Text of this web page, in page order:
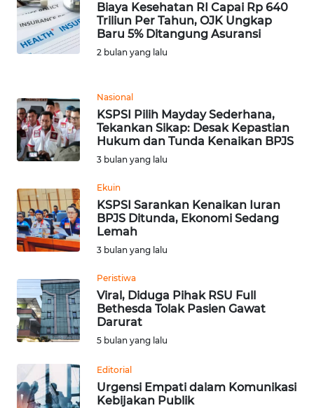
Biaya Kesehatan RI Capai Rp 640
Triliun Per Tahun, OJK Ungkap
Baru 5% Ditangung Asuransi
2 bulan yang lalu
Nasional
KSPSI Pilih Mayday Sederhana,
Tekankan Sikap: Desak Kepastian
Hukum dan Tunda Kenaikan BPJS
3 bulan yang lalu
Ekuin
KSPSI Sarankan Kenaikan Iuran
BPJS Ditunda, Ekonomi Sedang
Lemah
3 bulan yang lalu
Peristiwa
Viral, Diduga Pihak RSU Full
Bethesda Tolak Pasien Gawat
Darurat
5 bulan yang lalu
Editorial
Urgensi Empati dalam Komunikasi
Kebijakan Publik
WN
LAMPUNG
WN
NUSANTARA
JOGJA
WN
JATIM
WN
BALI
WN
WN
KALTENG